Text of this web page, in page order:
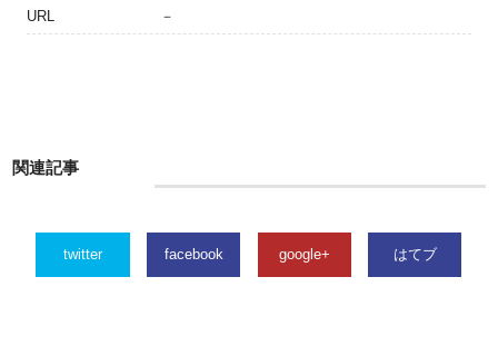
URL －
関連記事
twitter facebook google+ はてブ